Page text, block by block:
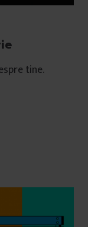
tine.